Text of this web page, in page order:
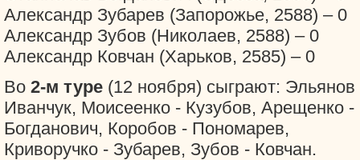
Александр Зубарев (Запорожье, 2588) – 0
Александр Зубов (Николаев, 2588) – 0
Александр Ковчан (Харьков, 2585) – 0
Во 2-м туре (12 ноября) сыграют: Эльянов
Иванчук, Моисеенко - Кузубов, Арещенко -
Богданович, Коробов - Пономарев,
Криворучко - Зубарев, Зубов - Ковчан.